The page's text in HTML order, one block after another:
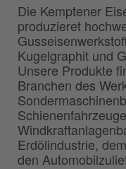
Die Kemptener
produzieret
Kugelgraphit und
Unsere Produkte
Branchen des
Erdölindustrie,
den